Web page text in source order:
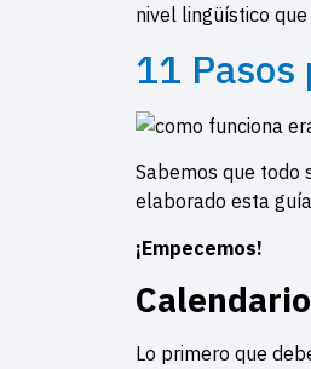
nivel lingüístico que
11 Pasos
Sabemos que todo
elaborado esta
¡Empecemos!
Calendario
Lo primero que